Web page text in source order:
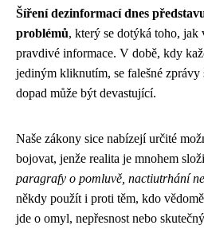
Šíření dezinformací dnes
problémů, který se dotýká toho, jak
pravdivé informace. V době, kdy
jediným kliknutím, se falešné
dopad může být devastující.
Naše zákony sice nabízejí určité
bojovat, jenže realita je mnohem
paragrafy o pomluvě, nactiutrhání
někdy použít i proti těm, kdo
jde o omyl, nepřesnost nebo